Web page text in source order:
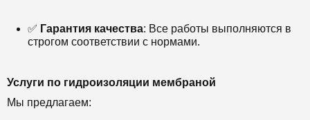
✅ Гарантия качества: Все работы выполняются в
строгом соответствии с нормами.
Услуги по гидроизоляции мембраной
Мы предлагаем: